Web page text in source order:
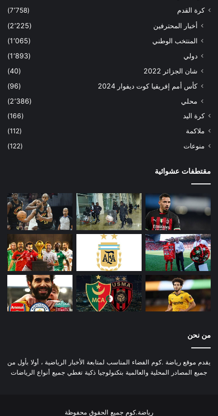
كرة القدم
(7٬758)
أخبار المحترفين
(2٬225)
المنتخب الوطني
(1٬065)
دولي
(1٬893)
شان الجزائر 2022
(40)
كأس أمم إفريقيا كوت ديفوار 2024
(96)
محلي
(2٬386)
كرة اليد
(166)
ملاكمة
(112)
منوعات
(122)
مقتطفات عشوائية
من نحن
يقدم موقع رياضة .كوم الفضاء المناسب لمتابعة الأخبار الرياضية ، أولا بأول من
جميع المصادر المحلية والعالمية بتكنولوجيا ذكية تغطي جميع أنواع الرياضات
رياضة.كوم جميع الحقوق محفوظة